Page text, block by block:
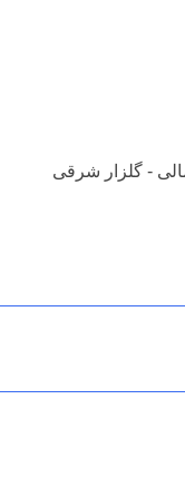
- گلزار شرقی